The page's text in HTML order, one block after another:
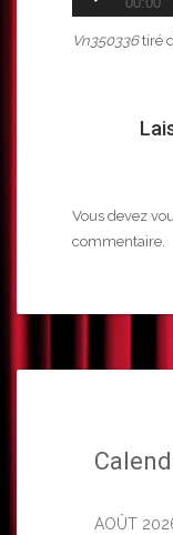
Vn350336tiré
Vous devez
commentaire.
AOÛT